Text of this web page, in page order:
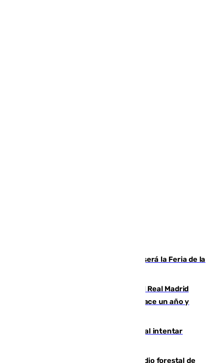
Talleres, escape room y música: así será la Feria de la
El fichaje más caro de la historia del Real Madrid
costaba 105 millones de euros menos hace un año y
Ceuta suma 82 fallecidos en el mar al intentar
Huelva eleva a emergencia el incendio forestal de